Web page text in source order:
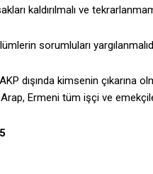
kaldırılmalı ve
sorumluları
dışında kimsenin çıkarına
Ermeni tüm işçi ve